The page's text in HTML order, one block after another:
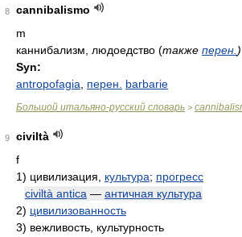
8
cannibalismo
m
каннибализм, людоедство (также перен. )
Syn:
antropofagia
перен. barbarie
Большой итальяно-русский словарь >
9
civiltà
f
1) цивилизация, культура; прогресс
civiltà antica — античная культура
2) цивилизованность
3) вежливость, культурность